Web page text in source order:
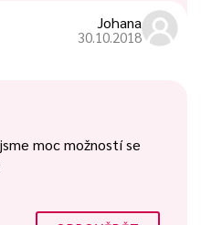
Johana
30.10.2018
moc možností se